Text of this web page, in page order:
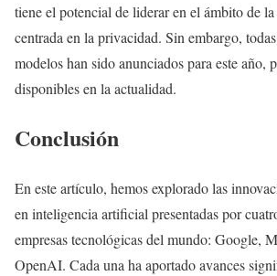
tiene el potencial de liderar en el ámbito de
centrada en la privacidad. Sin embargo,
modelos han sido anunciados para este año,
disponibles en la actualidad.
Conclusión
En este artículo, hemos explorado las
en inteligencia artificial presentadas por
empresas tecnológicas del mundo: Google,
OpenAI. Cada una ha aportado avances